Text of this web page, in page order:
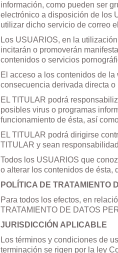
información, como pueden ser
electrónico a disposición de los
utilizar dicho servicio de correo
Los USUARIOS, en la
incitarán o promoverán
contenidos o servicios
El acceso a los contenidos de
consecuencia derivada directa
EL TITULAR podrá
posibles virus o programas
funcionamiento de ésta, así
EL TITULAR podrá dirigirse
TITULAR y sean
Todos los USUARIOS que
o alterar los contenidos de ésta,
POLÍTICA DE TRATAMIENTO
Para todos los efectos, en
TRATAMIENTO DE DATOS
JURISDICCIÓN APLICABLE
Los términos y condiciones de
terminación se rigen por la ley